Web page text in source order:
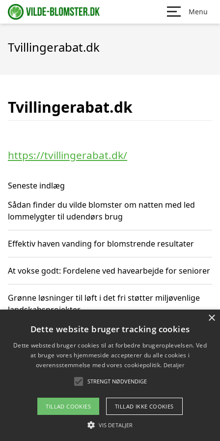
Menu
Tvillingerabat.dk
Tvillingerabat.dk
https://tvillingerabat.dk/
Seneste indlæg
Sådan finder du vilde blomster om natten med led
lommelygter til udendørs brug
Effektiv haven vanding for blomstrende resultater
At vokse godt: Fordelene ved havearbejde for seniorer
Grønne løsninger til løft i det fri støtter miljøvenlige
landskabsprojekter
Gør haven til et frirum for familien og naturen
Copyright 2026 - Pilanto Aps
Om / kontakt
Blog Betingelser
×
Dette website bruger tracking cookies
Dette websted bruger cookies til at forbedre brugeroplevelsen. Ved
at bruge vores hjemmeside accepterer du alle cookies i
overensstemmelse med vores cookiepolitik. Detaljer
STRENGT NØDVENDIGE
TILLAD COOKIES TILLAD IKKE COOKIES
VIS DETALJER